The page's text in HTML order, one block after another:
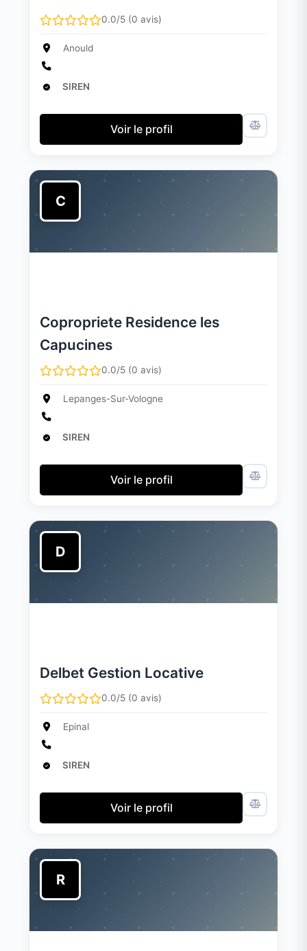
0.0/5 (0 avis)
Anould
SIREN
Voir le profil
C
Copropriete Residence les
Capucines
0.0/5 (0 avis)
Lepanges-Sur-Vologne
SIREN
Voir le profil
D
Delbet Gestion Locative
0.0/5 (0 avis)
Epinal
SIREN
Voir le profil
R